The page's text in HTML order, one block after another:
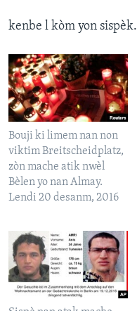
kenbe l kòm yon sispèk.
Bouji ki limem nan non
viktim Breitscheidplatz,
zòn mache atik nwèl
Bèlen yo nan Almay.
Lendi 20 desanm, 2016